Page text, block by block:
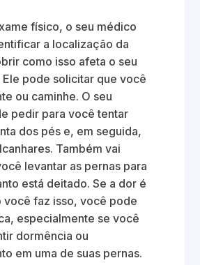
físico, o seu médico
a localização da
como isso afeta o seu
pode solicitar que você
ou caminhe. O seu
pedir para você tentar
dos pés e, em seguida,
Também vai
levantar as pernas para
está deitado. Se a dor é
você faz isso, você pode
especialmente se você
dormência ou
em uma de suas pernas.